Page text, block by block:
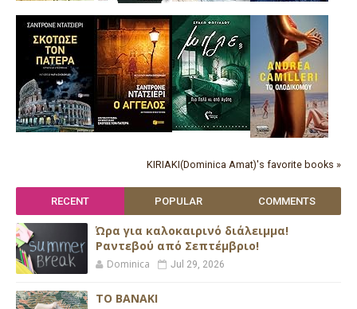
KIRIAKI(Dominica Amat)'s favorite books »
RECENT POPULAR COMMENTS
Ώρα για καλοκαιρινό διάλειμμα!
Ραντεβού από Σεπτέμβριο!
Dominica Jul 29, 2026
ΤΟ ΒΑΝΑΚΙ